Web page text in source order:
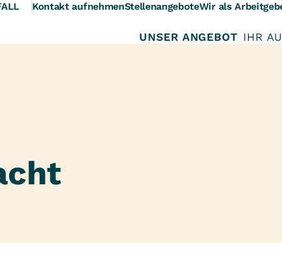
Kontakt aufnehmenStellenangeboteWir als
UNSER ANGEBOT IHR